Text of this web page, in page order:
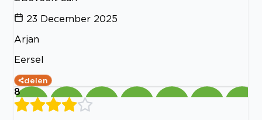
23 December 2025
Arjan
Eersel
delen
8